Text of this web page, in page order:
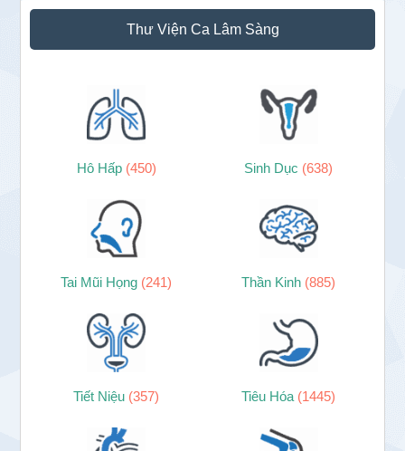
Sidebar
chính
Thư Viện Ca Lâm Sàng
Hô Hấp (450) Sinh Dục (638)
Tai Mũi Họng (241) Thần Kinh (885)
Tiết Niệu (357) Tiêu Hóa (1445)